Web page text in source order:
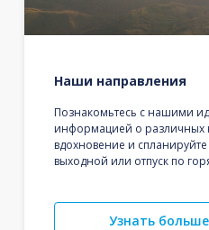
Наши направления
Познакомьтесь с нашими
информацией о различных
вдохновение и
выходной или отпуск по
Узнать больше